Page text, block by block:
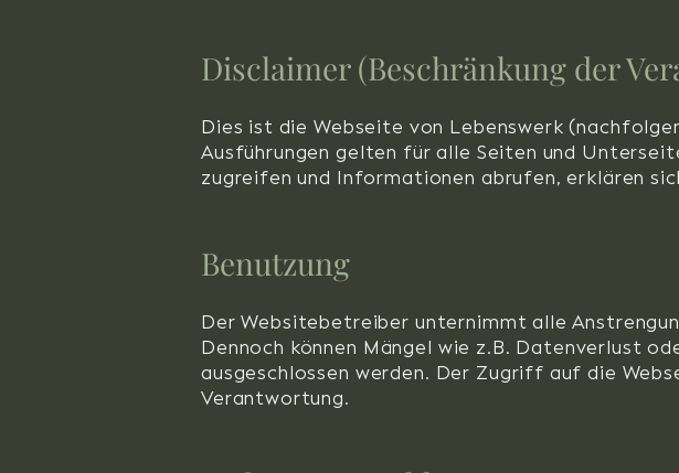
Disclaimer (Beschränkung der
Dies ist die Webseite von Lebenswerk
Ausführungen gelten für alle Seiten und
zugreifen und Informationen abrufen, erklären
Benutzung
Der Websitebetreiber unternimmt alle
Dennoch können Mängel wie z.B. Datenverlust
ausgeschlossen werden. Der Zugriff auf die
Verantwortung.